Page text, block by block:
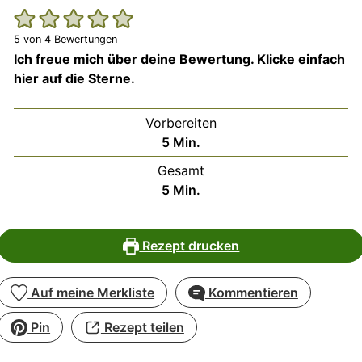
5 von4 Bewertungen
Ich freue mich über deine Bewertung. Klicke einfach
hier auf die Sterne.
Vorbereiten
5Minuten
Min.
Gesamt
5Minuten
Min.
Rezept drucken
Auf meine Merkliste Kommentieren
Pin Rezept teilen